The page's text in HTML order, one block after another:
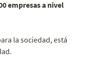
empresas a nivel
la sociedad, está